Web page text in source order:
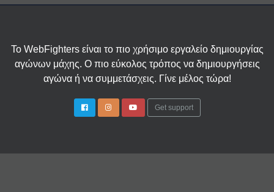
Το WebFighters είναι το πιο χρήσιμο εργαλείο δημιουργίας
αγώνων μάχης. Ο πιο εύκολος τρόπος να δημιουργήσεις
αγώνα ή να συμμετάσχεις. Γίνε μέλος τώρα!
Get support